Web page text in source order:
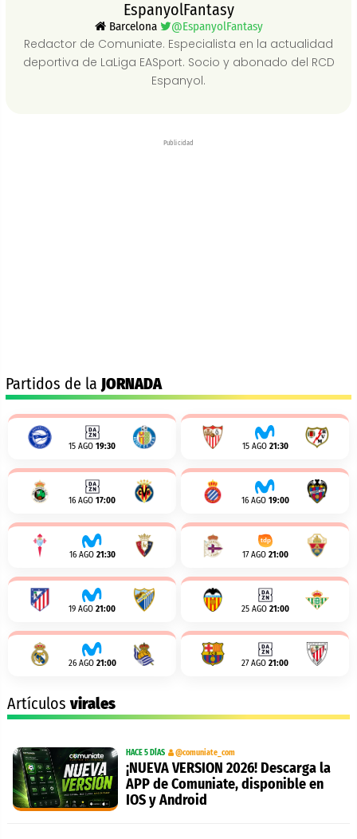
EspanyolFantasy
Barcelona @EspanyolFantasy
Redactor de Comuniate. Especialista en la actualidad
deportiva de LaLiga EASport. Socio y abonado del RCD
Espanyol.
Publicidad
Partidos de la JORNADA
15 AGO 19:30 15 AGO 21:30
16 AGO 17:00 16 AGO 19:00
16 AGO 21:30 17 AGO 21:00
19 AGO 21:00 25 AGO 21:00
26 AGO 21:00 27 AGO 21:00
Artículosvirales
HACE 5 DÍAS @comuniate_com
¡NUEVA VERSION 2026! Descarga la
APP de Comuniate, disponible en
IOS y Android